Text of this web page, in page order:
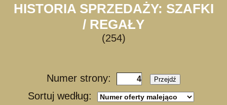
HISTORIA SPRZEDAŻY: SZAFKI
/ REGAŁY
(254)
Numer strony: Przejdź
Sortuj według: